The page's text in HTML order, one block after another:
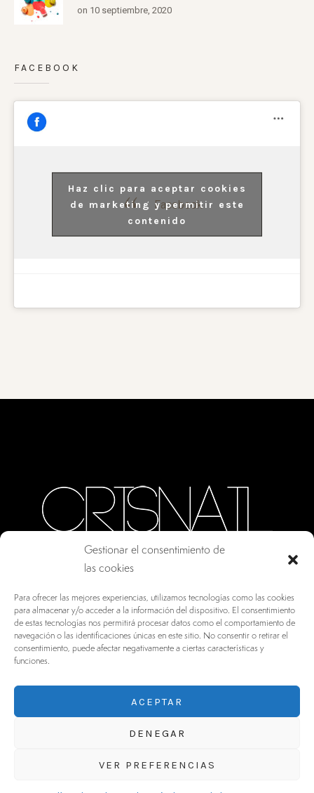
Gestionar el consentimiento de
las cookies
Para ofrecer las mejores experiencias, utilizamos tecnologías como las cookies
para almacenar y/o acceder a la información del dispositivo. El consentimiento
de estas tecnologías nos permitirá procesar datos como el comportamiento de
navegación o las identificaciones únicas en este sitio. No consentir o retirar el
consentimiento, puede afectar negativamente a ciertas características y
funciones.
ACEPTAR
DENEGAR
VER PREFERENCIAS
on 10 septiembre, 2020
FACEBOOK
Facebook
Haz clic para aceptar cookies
de marketing y permitir este
contenido
28770, ESPAÑA
INFO@DRV.ES
+34 902 100 021